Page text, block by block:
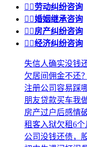
 劳动纠纷咨询
 婚姻继承咨询
 房产纠纷咨询
 经济纠纷咨询
失信人确实没钱
欠居间佣金不还
注册公司容易踩
朋友贷款买车我
房产过户后感情
租客入狱欠租6个
公司没钱还债，